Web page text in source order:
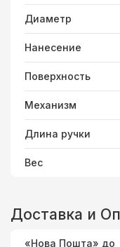
Диаметр
Нанесение
Поверхность
Механизм
Длина ручки
Вес
Доставка и
«Нова Пошта» до